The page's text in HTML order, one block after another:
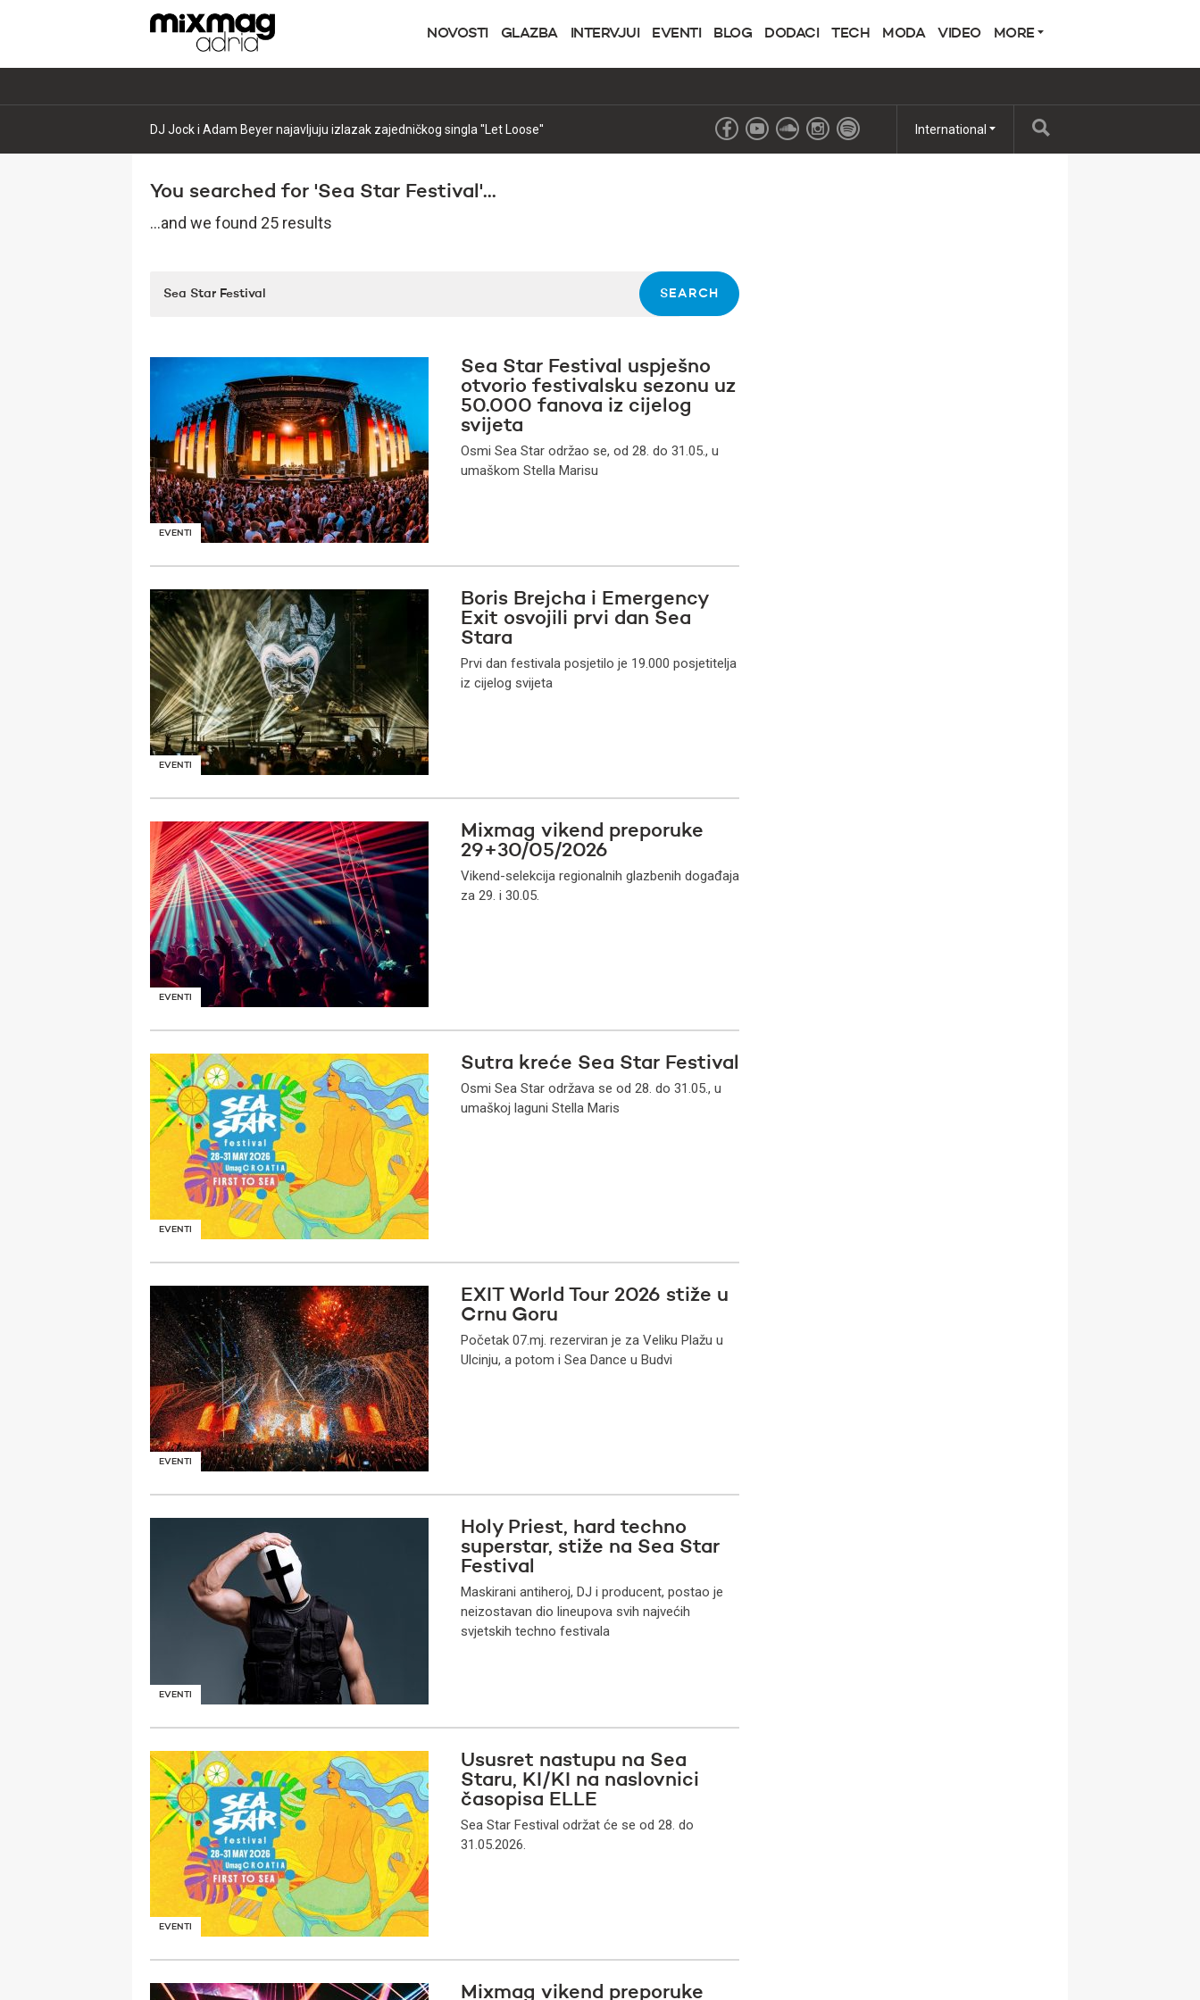
NOVOSTI GLAZBA INTERVJUI EVENTI BLOG DODACI TECH MODA VIDEO MORE
DJ Jock i Adam Beyer najavljuju izlazak zajedničkog singla ''Let Loose'' International
You searched for 'Sea Star Festival'...
...and we found 25 results
EVENTI
Sea Star Festival uspješno
otvorio festivalsku sezonu uz
50.000 fanova iz cijelog
svijeta
Osmi Sea Star održao se, od 28. do 31.05., u
umaškom Stella Marisu
EVENTI
Boris Brejcha i Emergency
Exit osvojili prvi dan Sea
Stara
Prvi dan festivala posjetilo je 19.000 posjetitelja
iz cijelog svijeta
EVENTI
Mixmag vikend preporuke
29+30/05/2026
Vikend-selekcija regionalnih glazbenih događaja
za 29. i 30.05.
EVENTI
Sutra kreće Sea Star Festival
Osmi Sea Star održava se od 28. do 31.05., u
umaškoj laguni Stella Maris
EVENTI
EXIT World Tour 2026 stiže u
Crnu Goru
Početak 07.mj. rezerviran je za Veliku Plažu u
Ulcinju, a potom i Sea Dance u Budvi
EVENTI
Holy Priest, hard techno
superstar, stiže na Sea Star
Festival
Maskirani antiheroj, DJ i producent, postao je
neizostavan dio lineupova svih najvećih
svjetskih techno festivala
EVENTI
Ususret nastupu na Sea
Staru, KI/KI na naslovnici
časopisa ELLE
Sea Star Festival održat će se od 28. do
31.05.2026.
Mixmag vikend preporuke